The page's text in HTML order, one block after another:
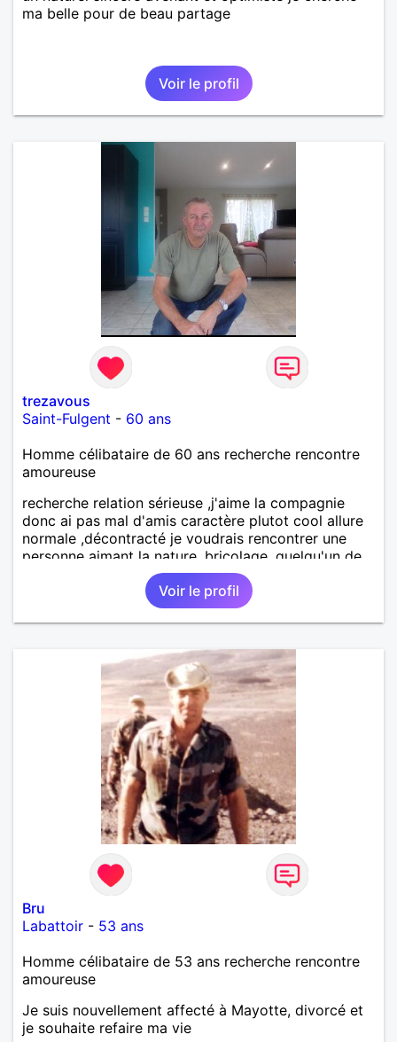
ma belle pour de beau partage
Voir le profil
trezavous
Saint-Fulgent - 60 ans
Homme célibataire de 60 ans recherche rencontre
amoureuse
recherche relation sérieuse ,j'aime la compagnie
donc ai pas mal d'amis caractère plutot cool allure
normale ,décontracté je voudrais rencontrer une
personne aimant la nature ,bricolage ,quelqu'un de
simple et naturel à vos claviers mesdames
Voir le profil
Bru
Labattoir - 53 ans
Homme célibataire de 53 ans recherche rencontre
amoureuse
Je suis nouvellement affecté à Mayotte, divorcé et
je souhaite refaire ma vie